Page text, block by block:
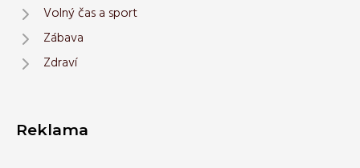
Volný čas a sport
Zábava
Zdraví
Reklama